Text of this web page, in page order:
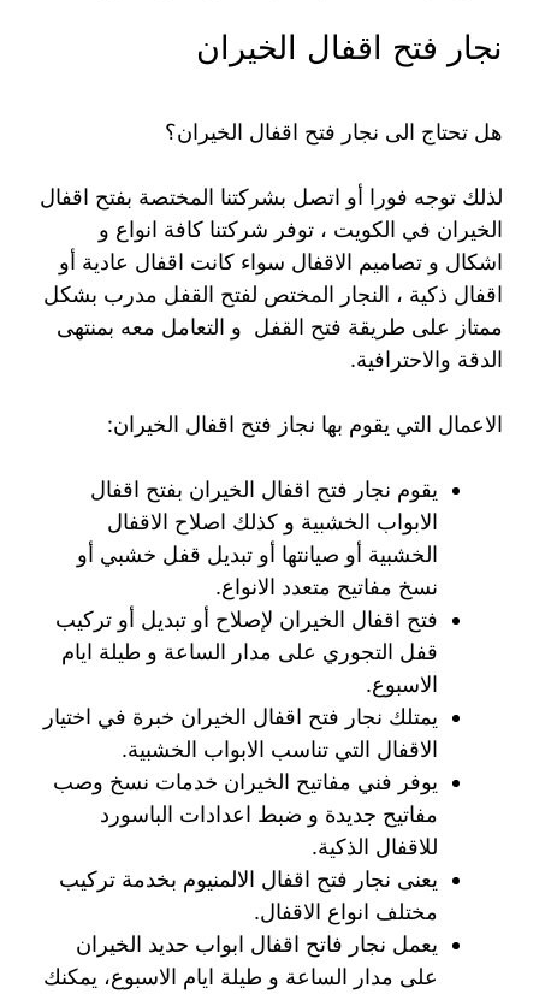
نجار فتح اقفال الخيران
هل تحتاج الى نجار فتح اقفال الخيران؟
لذلك توجه فورا أو اتصل بشركتنا المختصة بفتح اقفال
الخيران في الكويت ، توفر شركتنا كافة انواع و
اشكال و تصاميم الاقفال سواء كانت اقفال عادية أو
اقفال ذكية ، النجار المختص لفتح القفل مدرب بشكل
ممتاز على طريقة فتح القفل و التعامل معه بمنتهى
الدقة والاحترافية.
الاعمال التي يقوم بها نجاز فتح اقفال الخيران:
يقوم نجار فتح اقفال الخيران بفتح اقفال
الابواب الخشبية و كذلك اصلاح الاقفال
الخشبية أو صيانتها أو تبديل قفل خشبي أو
نسخ مفاتيح متعدد الانواع.
فتح اقفال الخيران لإصلاح أو تبديل أو تركيب
قفل التجوري على مدار الساعة و طيلة ايام
الاسبوع.
يمتلك نجار فتح اقفال الخيران خبرة في اختيار
الاقفال التي تناسب الابواب الخشبية.
يوفر فني مفاتيح الخيران خدمات نسخ وصب
مفاتيح جديدة و ضبط اعدادات الباسورد
للاقفال الذكية.
يعنى نجار فتح اقفال الالمنيوم بخدمة تركيب
مختلف انواع الاقفال.
يعمل نجار فاتح اقفال ابواب حديد الخيران
على مدار الساعة و طيلة ايام الاسبوع، يمكنك